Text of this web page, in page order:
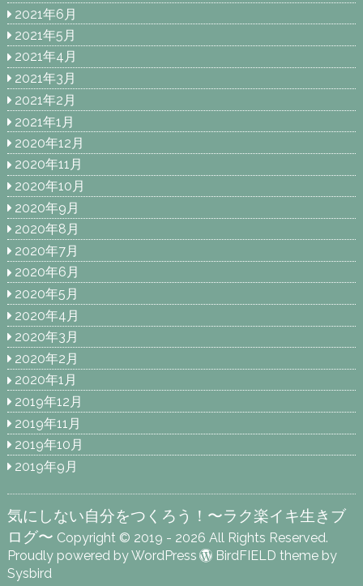
2021年6月
2021年5月
2021年4月
2021年3月
2021年2月
2021年1月
2020年12月
2020年11月
2020年10月
2020年9月
2020年8月
2020年7月
2020年6月
2020年5月
2020年4月
2020年3月
2020年2月
2020年1月
2019年12月
2019年11月
2019年10月
2019年9月
気にしない自分をつくろう！〜ラク楽イキ生きブ
ログ〜 Copyright © 2019 - 2026 All Rights Reserved.
Proudly powered by WordPress
BirdFIELD theme by
Sysbird